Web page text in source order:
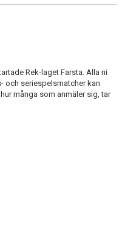
Rek-laget Farsta. Alla ni
och seriespelsmatcher kan
många som anmäler sig, tar